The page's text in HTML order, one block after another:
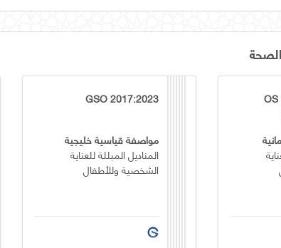
GSO 2017:2023
مواصفة قياسية خليجية
المناديل المبللة للعناية
الشخصية وللأطفال